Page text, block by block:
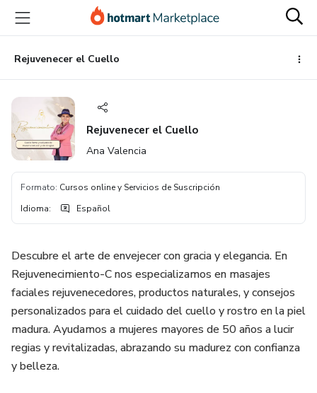
principal
página
de
página
Rejuvenecer el Cuello
Rejuvenecer el Cuello
Ana Valencia
Formato: Cursos online y Servicios de Suscripción
Idioma: Español
Descubre el arte de envejecer con gracia y elegancia. En
Rejuvenecimiento-C nos especializamos en masajes
faciales rejuvenecedores, productos naturales, y consejos
personalizados para el cuidado del cuello y rostro en la piel
madura. Ayudamos a mujeres mayores de 50 años a lucir
regias y revitalizadas, abrazando su madurez con confianza
y belleza.